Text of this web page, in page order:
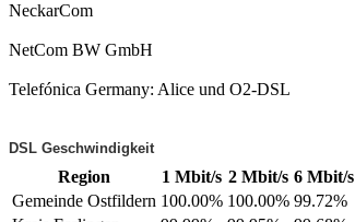
NeckarCom
NetCom BW GmbH
Telefónica Germany: Alice und O2-DSL
DSL Geschwindigkeit
Region 1 Mbit/s 2 Mbit/s 6 Mbit/s
Gemeinde Ostfildern 100.00% 100.00% 99.72%